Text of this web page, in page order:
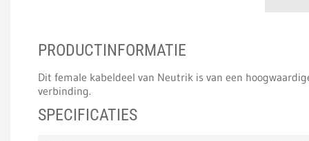
PRODUCTINFORMATIE
Dit female kabeldeel van Neutrik is van een
verbinding.
SPECIFICATIES